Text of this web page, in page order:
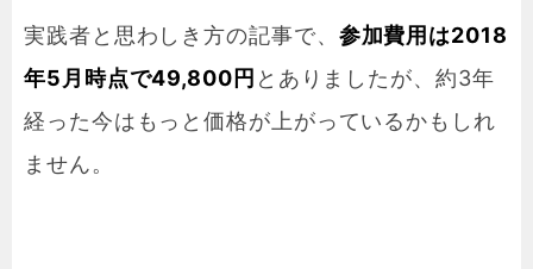
実践者と思わしき方の記事で、 参加費用は2018
年5月時点で49,800円 とありましたが、約3年
経った今はもっと価格が上がっているかもしれ
ません。